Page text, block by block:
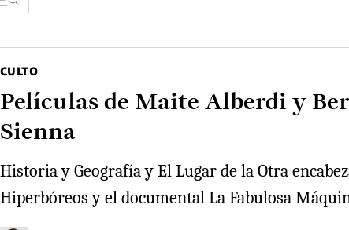
CULTO
Películas de Maite Alberdi y
Sienna
Historia y Geografía y El Lugar de la Otra
Hiperbóreos y el documental La Fabulosa